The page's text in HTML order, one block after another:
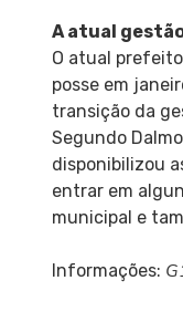
A atual
O atual
posse em
transição da
Segundo
disponibilizou
entrar em
municipal e
Informações: